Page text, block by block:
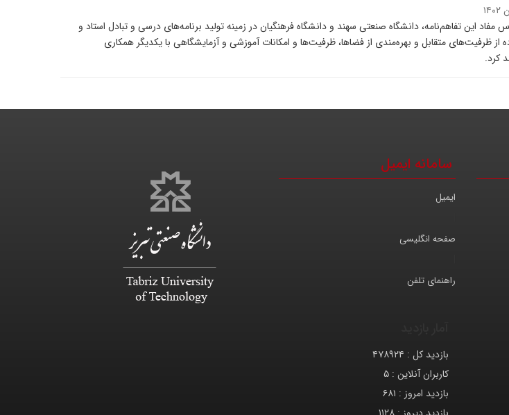
مفاد این تفاهم‌نامه، دانشگاه صنعتی سهند و دانشگاه فرهنگیان در زمینه تولید برنامه‌های درسی و تبادل استاد و
از ظرفیت‌های متقابل و بهره‌مندی از فضاها، ظرفیت‌ها و امکانات آموزشی و آزمایشگاهی با یکدیگر همکاری
کرد.
سامانه ایمیل
ایمیل
صفحه انگلیسی
راهنمای تلفن
بازدید کل : ۴۷۸۹۲۴
کاربران آنلاین : ۵
بازدید امروز : ۶۸۱